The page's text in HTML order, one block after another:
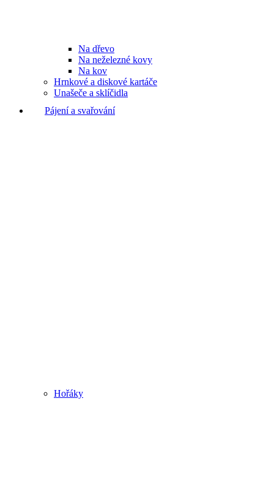
Na dřevo
Na neželezné kovy
Na kov
Hrnkové a diskové kartáče
Unašeče a sklíčidla
Pájení a svařování
Hořáky